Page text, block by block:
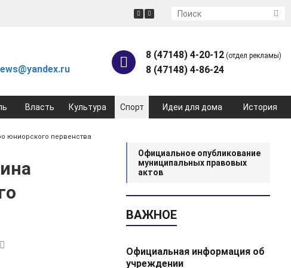
8 (47148) 4-20-12 (отдел рекламы)
8 (47148) 4-86-24
Власть Культура Спорт Идеи для дома История
юниорского первенства
Официальное опубликование
муниципальных правовых
актов
ВАЖНОЕ
Официальная информация об
учреждении